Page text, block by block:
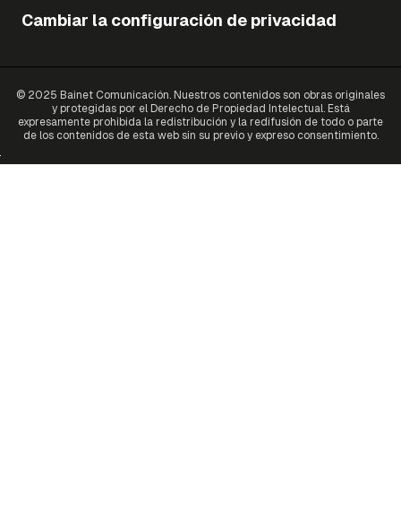
Cambiar la configuración de privacidad
© 2025 Bainet Comunicación. Nuestros contenidos son obras originales
y protegidas por el Derecho de Propiedad Intelectual. Está
expresamente prohibida la redistribución y la redifusión de todo o parte
de los contenidos de esta web sin su previo y expreso consentimiento.